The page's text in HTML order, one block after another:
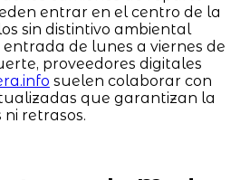
entrar en el centro de la
sin distintivo ambiental
de lunes a viernes de
proveedores digitales
suelen colaborar con
que garantizan la
retrasos.